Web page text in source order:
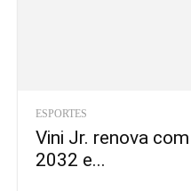
ESPORTES
Vini Jr. renova
2032 e...